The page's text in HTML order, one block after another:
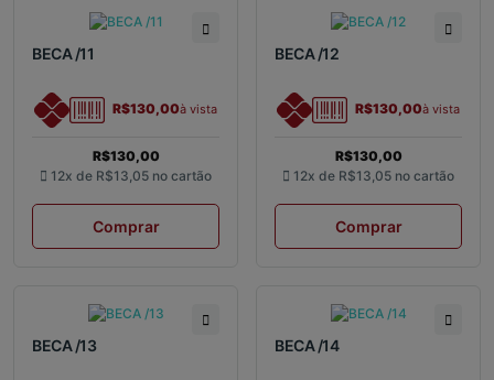
BECA /11
R$130,00à vista
R$130,00
12x de R$13,05 no cartão
Comprar
BECA /12
R$130,00à vista
R$130,00
12x de R$13,05 no cartão
Comprar
BECA /13 BECA /14